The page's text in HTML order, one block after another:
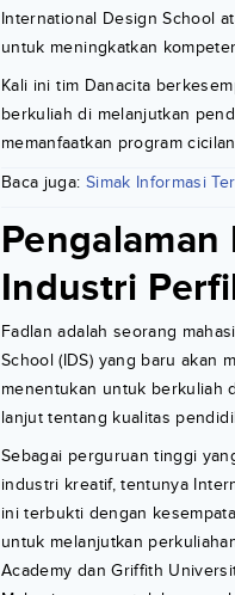
International Design School
untuk meningkatkan
Kali ini tim Danacita
berkuliah di melanjutkan
memanfaatkan program
Baca juga: Simak Informasi
Industri
Fadlan adalah seorang
School (IDS) yang baru akan
menentukan untuk berkuliah
lanjut tentang kualitas
Sebagai perguruan tinggi
industri kreatif, tentunya
ini terbukti dengan
untuk melanjutkan
Academy dan Griffith